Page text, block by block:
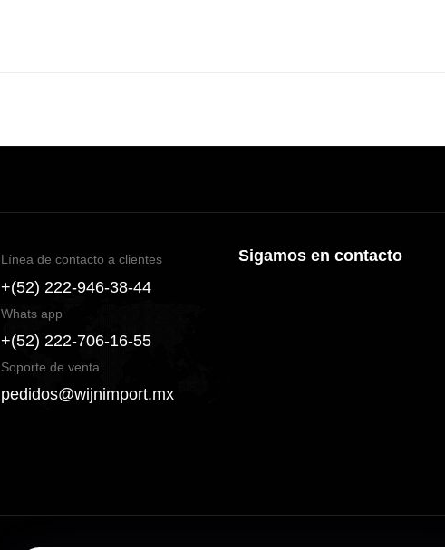
Línea de contacto a clientes
+(52) 222-946-38-44
Whats app
+(52) 222-706-16-55
Soporte de venta
pedidos@wijnimport.mx
Sigamos en contacto